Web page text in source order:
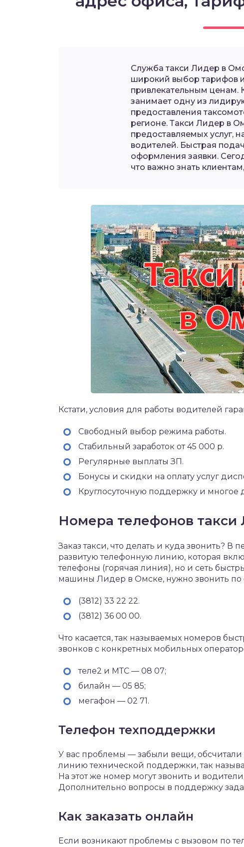
Служба такси Лидер в
широкий выбор тарифов
привлекательным
занимает одну из
предоставления
регионе. Такси Лидер в
предоставляемых услуг,
водителей. Быстрая
оформления заявки.
что важно знать
Кстати, условия для работы водителей
Свободный выбор режима работы.
Стабильный заработок от 45 000 р.
Регулярные выплаты ЗП.
Бонусы и скидки на оплату услуг
Круглосуточную поддержку и многое
Номера телефонов
Заказ такси, что делать и куда звонить?
развитую телефонную линию, которая
телефоны (горячая линия), но и сеть
машины Лидер в Омске, нужно звонить
(3812) 33 22 22.
(3812) 36 00 00.
Что касается, так называемых номеров
звонков с конкретных мобильных
теле2 и МТС — 08 07;
билайн — 05 85;
мегафон — 02 71.
Телефон техподдержки
У вас проблемы — забыли вещи, обсчитали
линию технической поддержки, так
На этот же номер могут звонить и
Дополнительно вопросы в поддержку
Как заказать онлайн
Если возникают проблемы с вызовом по